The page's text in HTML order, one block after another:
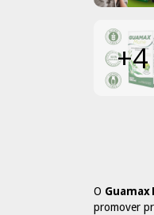
+4
O Guamax
promover